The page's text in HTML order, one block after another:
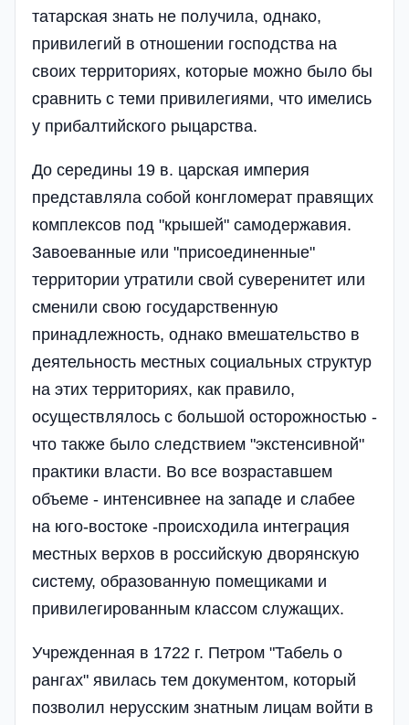
татарская знать не получила, однако,
привилегий в отношении господства на
своих территориях, которые можно было бы
сравнить с теми привилегиями, что имелись
у прибалтийского рыцарства.
До середины 19 в. царская империя
представляла собой конгломерат правящих
комплексов под "крышей" самодержавия.
Завоеванные или "присоединенные"
территории утратили свой суверенитет или
сменили свою государственную
принадлежность, однако вмешательство в
деятельность местных социальных структур
на этих территориях, как правило,
осуществлялось с большой осторожностью -
что также было следствием "экстенсивной"
практики власти. Во все возраставшем
объеме - интенсивнее на западе и слабее
на юго-востоке -происходила интеграция
местных верхов в российскую дворянскую
систему, образованную помещиками и
привилегированным классом служащих.
Учрежденная в 1722 г. Петром "Табель о
рангах" явилась тем документом, который
позволил нерусским знатным лицам войти в